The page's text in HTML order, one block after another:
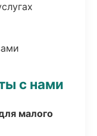
с нами
малого